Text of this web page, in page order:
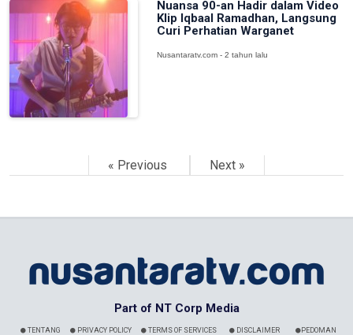
Nuansa 90-an Hadir dalam Video
Klip Iqbaal Ramadhan, Langsung
Curi Perhatian Warganet
Nusantaratv.com - 2 tahun lalu
« Previous Next »
Part of NT Corp Media
TENTANG PRIVACY POLICY TERMS OF SERVICES DISCLAIMER PEDOMAN